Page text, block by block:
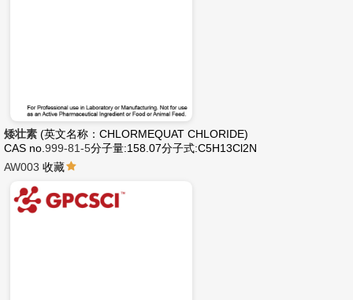
矮壮素 (英文名称：CHLORMEQUAT CHLORIDE)
CAS no. 999-81-5分子量:158.07分子式:C5H13Cl2N
AW003 收藏